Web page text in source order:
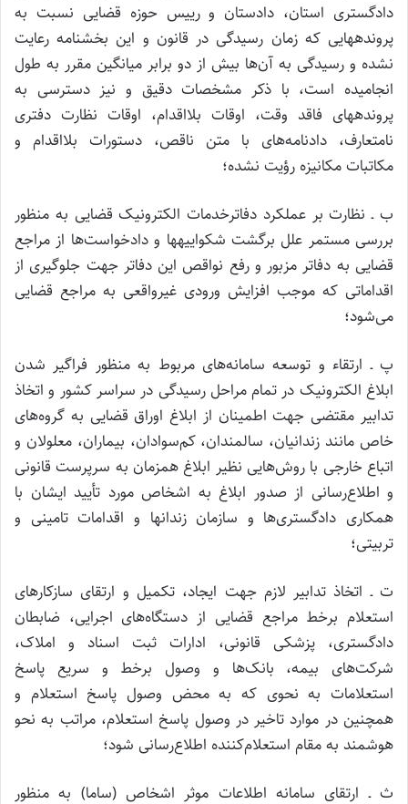
دادگستری استان، دادستان و رییس حوزه قضایی نسبت به
پرونده­هایی که زمان رسیدگی در قانون و این بخشنامه رعایت
نشده و رسیدگی به آن‌ها بیش از دو برابر میانگین مقرر به طول
انجامیده است، با ذکر مشخصات دقیق و نیز دسترسی به
پرونده­های فاقد وقت، اوقات بلااقدام، اوقات نظارت دفتری
نامتعارف، دادنامه‌های با متن ناقص، دستورات بلااقدام و
مکاتبات مکانیزه رؤیت‌ نشده؛
ب ـ نظارت بر عملکرد دفاترخدمات الکترونیک قضایی به منظور
بررسی مستمر علل برگشت شکواییه­ها و دادخواست‌ها از مراجع
قضایی به دفاتر مزبور و رفع نواقص این دفاتر جهت جلوگیری از
اقداماتی که موجب افزایش ورودی غیرواقعی به مراجع قضایی
می‌شود؛
پ ـ ارتقاء و توسعه سامانه‌های مربوط به منظور فراگیر شدن
ابلاغ الکترونیک در تمام مراحل رسیدگی در سراسر کشور و اتخاذ
تدابیر مقتضی جهت اطمینان از ابلاغ اوراق قضایی به گروه‌های
خاص مانند زندانیان، سالمندان، کم‌سوادان، بیماران، معلولان و
اتباع خارجی با روش‌هایی نظیر ابلاغ همزمان به سرپرست قانونی
و اطلاع‌رسانی از صدور ابلاغ به اشخاص مورد تأیید ایشان با
همکاری دادگستری‌ها و سازمان زندان­ها و اقدامات تامینی و
تربیتی؛
ت ـ اتخاذ تدابیر لازم جهت ایجاد، تکمیل و ارتقای سازکارهای
استعلام برخط مراجع قضایی از دستگاه‌های اجرایی، ضابطان
دادگستری، پزشکی قانونی، ادارات ثبت اسناد و املاک،
شرکت‌های بیمه، بانک‌ها و وصول برخط و سریع پاسخ
استعلامات به نحوی که به محض وصول پاسخ استعلام و
همچنین در موارد تاخیر در وصول پاسخ استعلام، مراتب به نحو
هوشمند به مقام استعلام‌کننده اطلاع‌رسانی شود؛
ث ـ ارتقای سامانه اطلاعات موثر اشخاص (ساما) به منظور